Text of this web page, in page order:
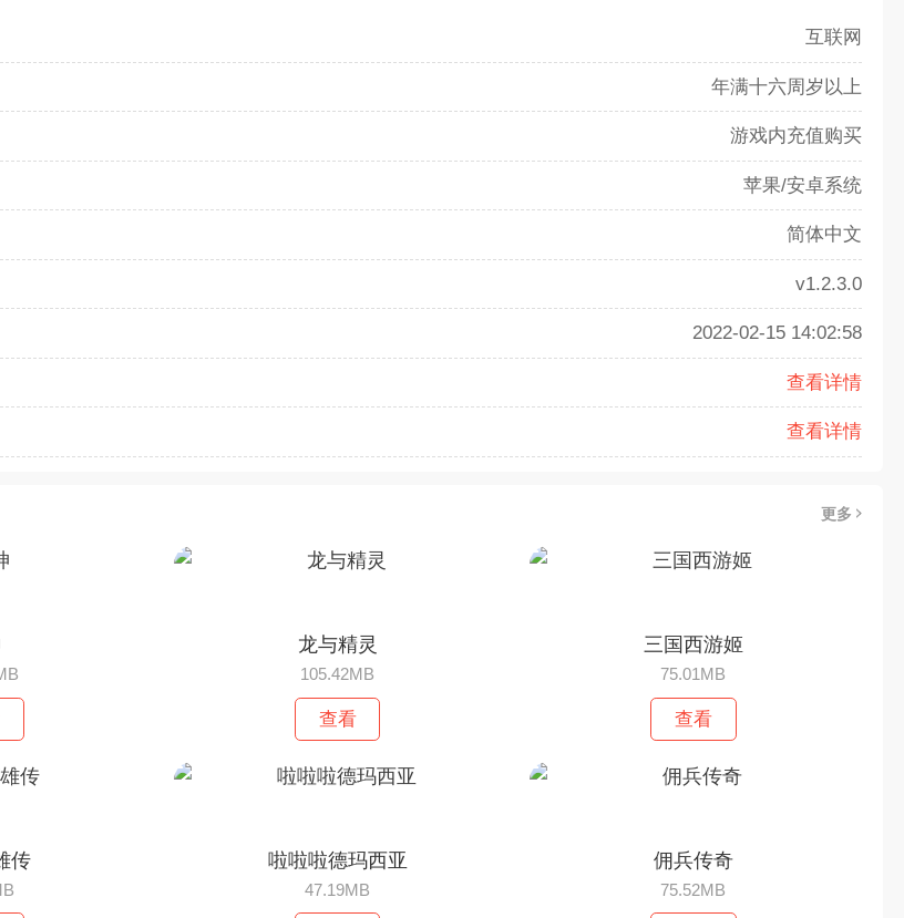
互联网
年满十六周岁以上
游戏内充值购买
苹果/安卓系统
简体中文
v1.2.3.0
2022-02-15 14:02:58
查看详情
查看详情
更多
龙与精灵
105.42MB
查看
三国西游姬
75.01MB
查看
传 啦啦啦德玛西亚
47.19MB
佣兵传奇
75.52MB